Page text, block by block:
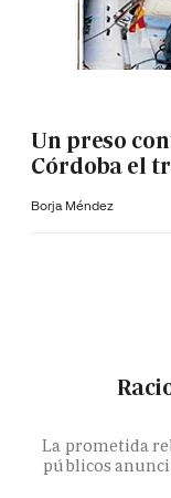
Un preso
Córdoba el
Borja Méndez
La prometida
públicos